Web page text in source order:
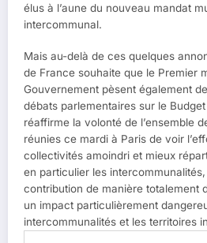
élus à l’aune du nouveau mandat
intercommunal.
Mais au-delà de ces quelques
de France souhaite que le Premier
Gouvernement pèsent également
débats parlementaires sur le
réaffirme la volonté de l’ensemble
réunies ce mardi à Paris de voir
collectivités amoindri et mieux
en particulier les
contribution de manière totalement
un impact particulièrement
intercommunalités et les territoires